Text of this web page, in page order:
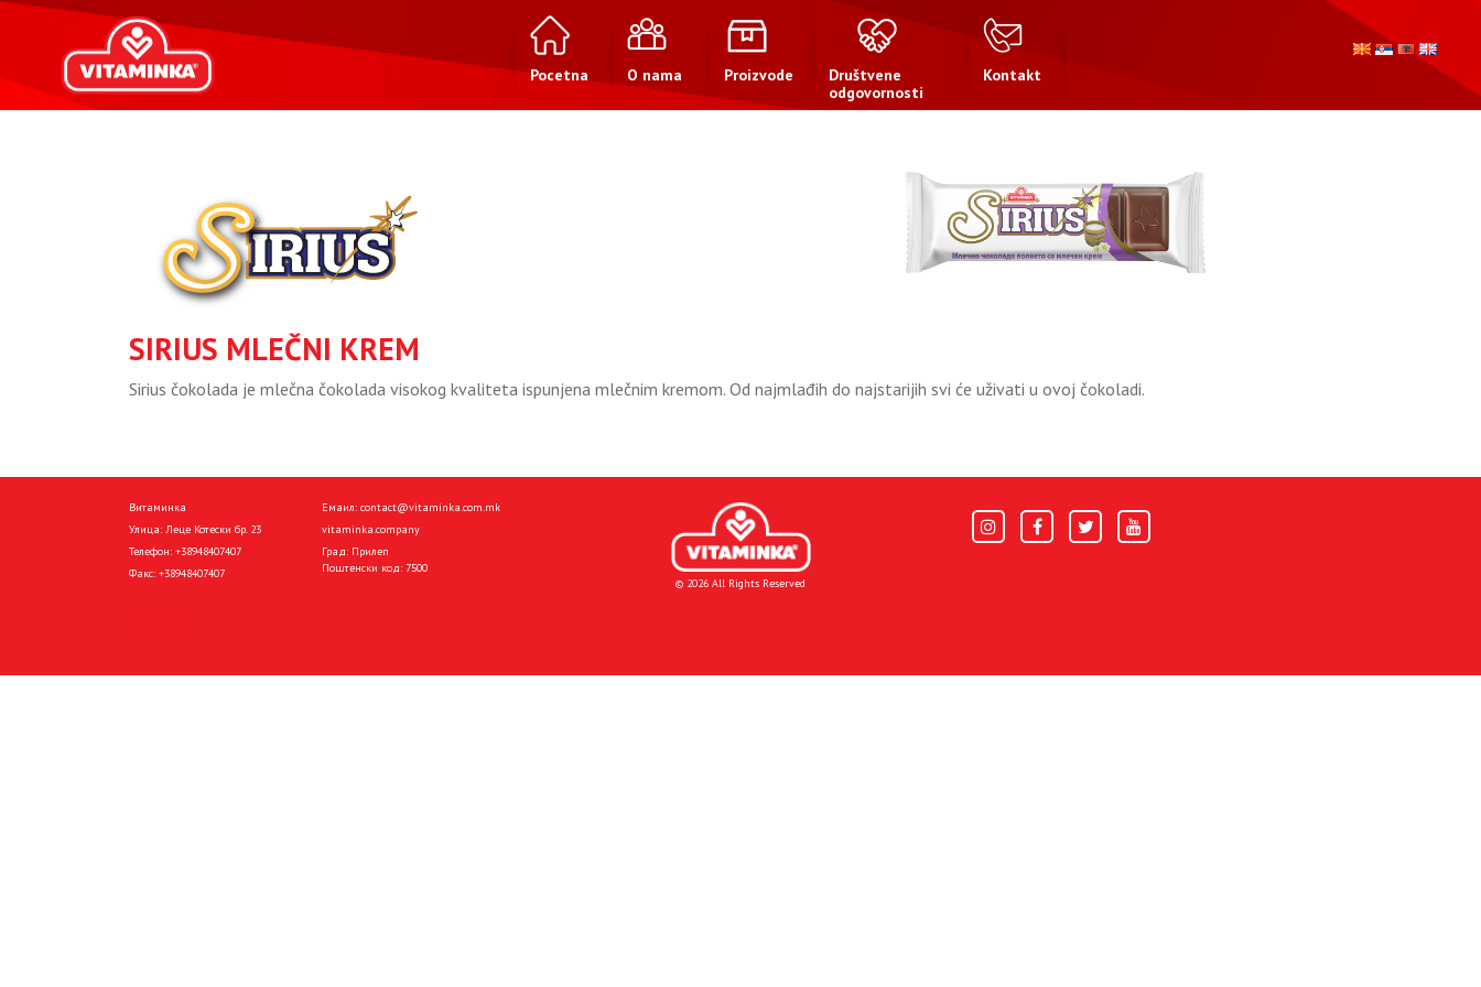
Pocetna O nama Proizvode
Društvene
odgovornosti
Kontakt
SIRIUS MLEČNI KREM
Sirius čokolada je mlečna čokolada visokog kvaliteta ispunjena mlečnim kremom. Od najmlađih do najstarijih svi će uživati u ovoj čokoladi.
Витаминка
Улица: Леце Котески бр. 23
Телефон: +38948407407
Факс: +38948407407
Емаил: contact@vitaminka.com.mk
vitaminka.company
Град: Прилеп
Поштенски код: 7500
© 2026 All Rights Reserved